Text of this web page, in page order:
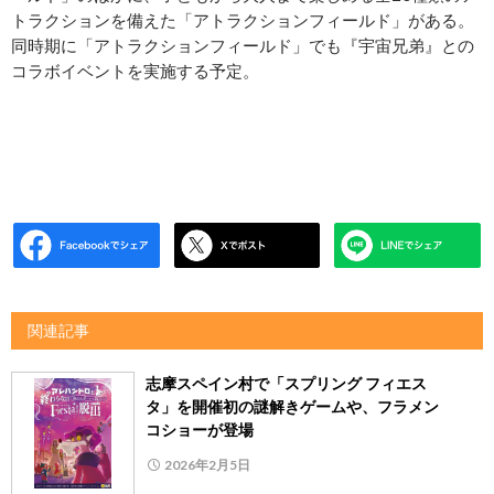
トラクションを備えた「アトラクションフィールド」がある。
同時期に「アトラクションフィールド」でも『宇宙兄弟』との
コラボイベントを実施する予定。
関連記事
志摩スペイン村で「スプリング フィエス
タ」を開催初の謎解きゲームや、フラメン
コショーが登場
2026年2月5日